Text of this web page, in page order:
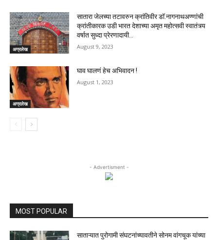
अग्रलेख
सातारा जेलच्या तटावरुन क्रांतिवीर डॉ.नागनाथअण्णांची
क्रांतीकारक उडी भारत देशाच्या अमृत महोत्सवी स्वातंत्र्य
वर्षात सुध्दा प्रेरणादायी…
August 9, 2023
अग्रलेख
घाव घालणं हेच अभिवादन !
August 1, 2023
- Advertisment -
MOST POPULAR
साताऱ्यात पुरोगामी संघटनांच्यावतीने सोनम वांगचूक यांच्या